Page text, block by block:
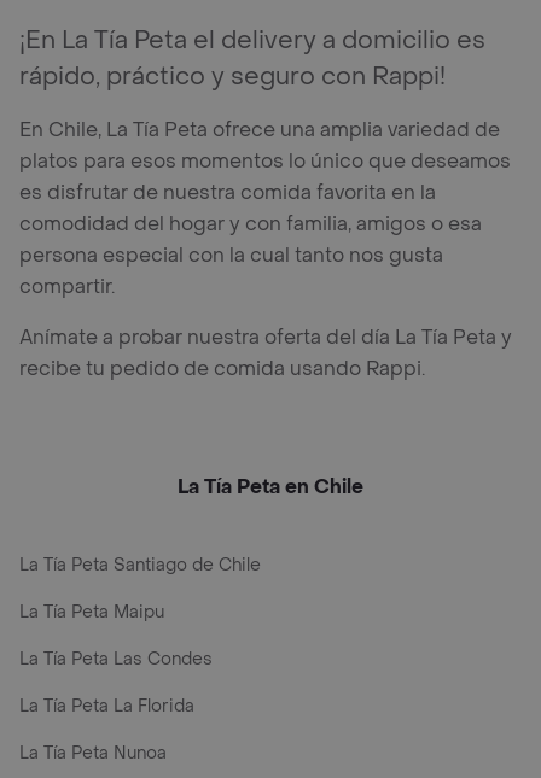
¡En La Tía Peta el delivery a domicilio es
rápido, práctico y seguro con Rappi!
En Chile, La Tía Peta ofrece una amplia variedad de
platos para esos momentos lo único que deseamos
es disfrutar de nuestra comida favorita en la
comodidad del hogar y con familia, amigos o esa
persona especial con la cual tanto nos gusta
compartir.
Anímate a probar nuestra oferta del día La Tía Peta y
recibe tu pedido de comida usando Rappi.
La Tía Peta en Chile
La Tía Peta Santiago de Chile
La Tía Peta Maipu
La Tía Peta Las Condes
La Tía Peta La Florida
La Tía Peta Nunoa